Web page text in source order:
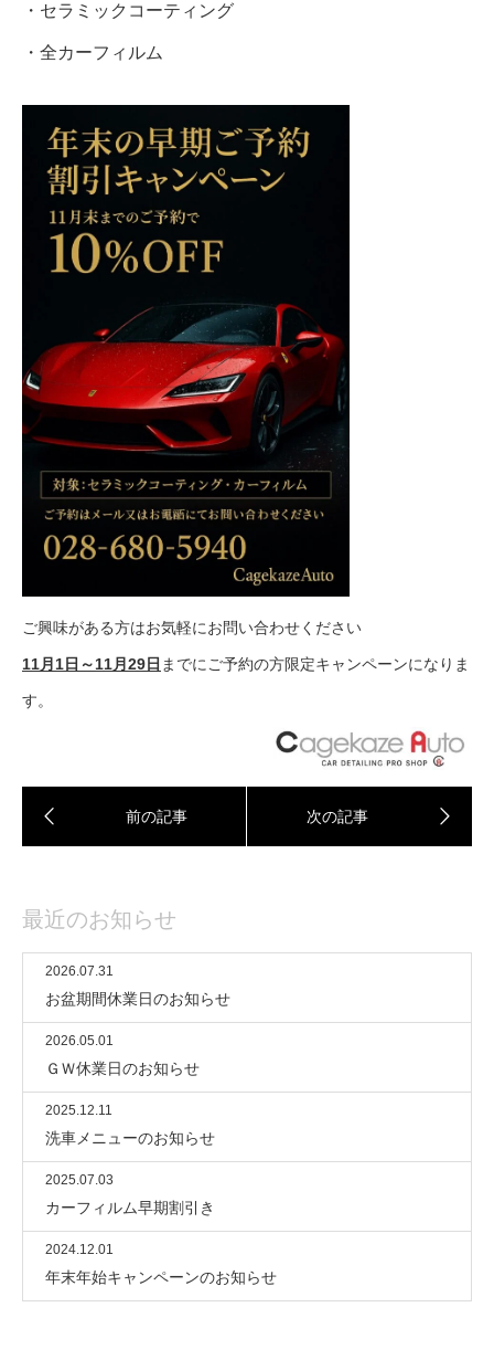
・セラミックコーティング
・全カーフィルム
ご興味がある方はお気軽にお問い合わせください
11月1日～11月29日 までにご予約の方限定キャンペーンになりま
す。
最近のお知らせ
2026.07.31
お盆期間休業日のお知らせ
2026.05.01
ＧＷ休業日のお知らせ
2025.12.11
洗車メニューのお知らせ
2025.07.03
カーフィルム早期割引き
2024.12.01
年末年始キャンペーンのお知らせ